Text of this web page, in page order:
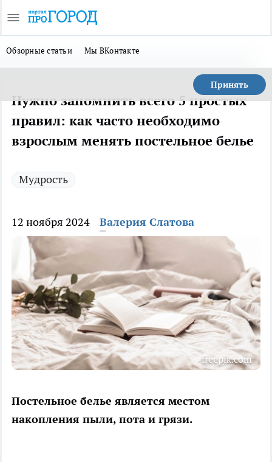
Обзорные статьи Мы ВКонтакте
Принять
Нужно запомнить всего 5 простых
правил: как часто необходимо
взрослым менять постельное белье
Мудрость
12 ноября 2024 Валерия Слатова
freepik.com
Постельное белье является местом
накопления пыли, пота и грязи.